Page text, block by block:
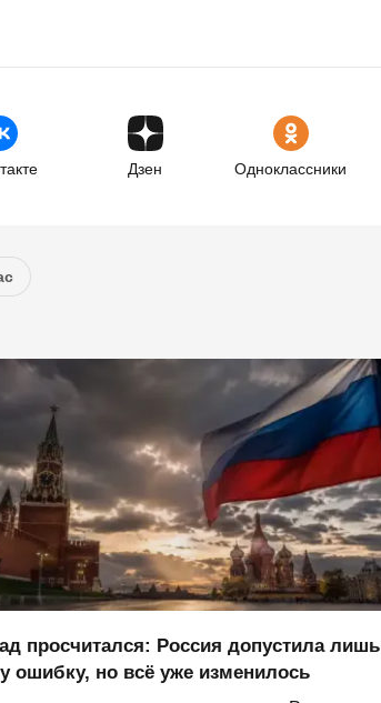
Дзен Одноклассники
просчитался: Россия допустила лишь
ошибку, но всё уже изменилось